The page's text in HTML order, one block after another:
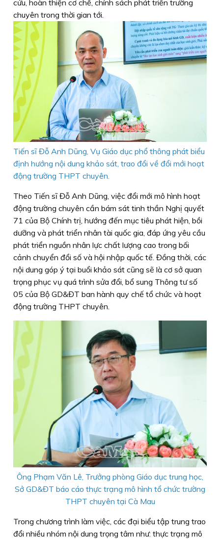
cứu, hoàn thiện cơ chế, chính sách phát triển trường
chuyên trong thời gian tới.
Tiến sĩ Đỗ Anh Dũng, Vụ Giáo dục phổ thông phát biểu
định hướng nội dung khảo sát, trao đổi về đổi mới hoạt
động trường THPT chuyên.
Theo Tiến sĩ Đỗ Anh Dũng, việc đổi mới mô hình hoạt
động trường chuyên cần bám sát tinh thần Nghị quyết
71 của Bộ Chính trị, hướng đến mục tiêu phát hiện, bồi
dưỡng và phát triển nhân tài quốc gia, đáp ứng yêu cầu
phát triển nguồn nhân lực chất lượng cao trong bối
cảnh chuyển đổi số và hội nhập quốc tế. Đồng thời, các
nội dung góp ý tại buổi khảo sát cũng sẽ là cơ sở quan
trọng phục vụ quá trình sửa đổi, bổ sung Thông tư số
05 của Bộ GD&ĐT ban hành quy chế tổ chức và hoạt
động trường THPT chuyên.
Ông Phạm Văn Lê, Trưởng phòng Giáo dục trung học,
Sở GD&ĐT báo cáo thực trạng mô hình tổ chức trường
THPT chuyên tại Cà Mau
Trong chương trình làm việc, các đại biểu tập trung trao
đổi nhiều nhóm nội dung trọng tâm như: thực trạng mô